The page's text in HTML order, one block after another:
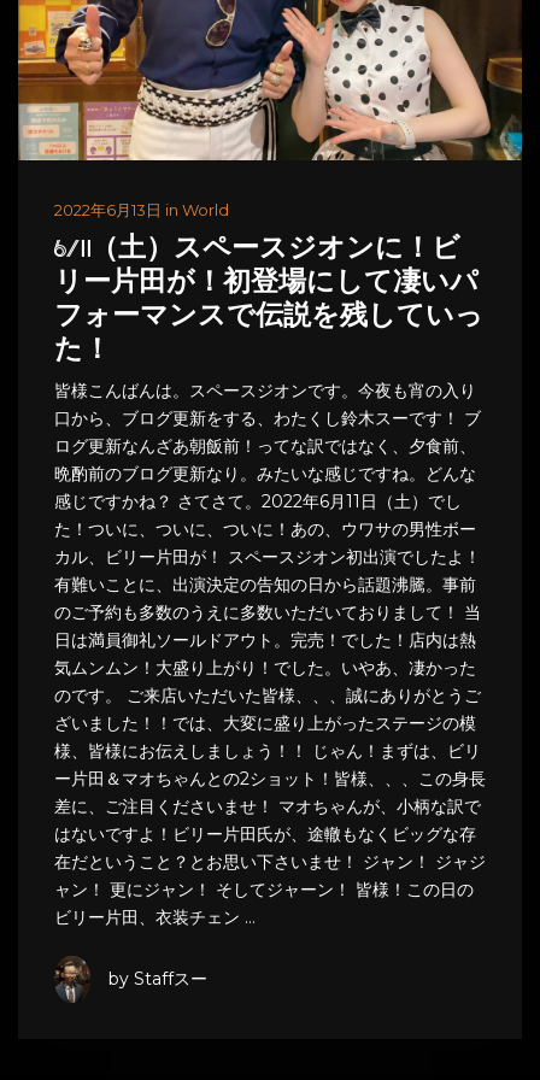
2022年6月13日 in World
6/11（土）スペースジオンに！ビ
リー片田が！初登場にして凄いパ
フォーマンスで伝説を残していっ
た！
皆様こんばんは。スペースジオンです。今夜も宵の入り
口から、ブログ更新をする、わたくし鈴木スーです！ ブ
ログ更新なんざあ朝飯前！ってな訳ではなく、夕食前、
晩酌前のブログ更新なり。みたいな感じですね。どんな
感じですかね？ さてさて。2022年6月11日（土）でし
た！ついに、ついに、ついに！あの、ウワサの男性ボー
カル、ビリー片田が！ スペースジオン初出演でしたよ！
有難いことに、出演決定の告知の日から話題沸騰。事前
のご予約も多数のうえに多数いただいておりまして！ 当
日は満員御礼ソールドアウト。完売！でした！店内は熱
気ムンムン！大盛り上がり！でした。いやあ、凄かった
のです。 ご来店いただいた皆様、、、誠にありがとうご
ざいました！！では、大変に盛り上がったステージの模
様、皆様にお伝えしましょう！！ じゃん！まずは、ビリ
ー片田＆マオちゃんとの2ショット！皆様、、、この身長
差に、ご注目くださいませ！ マオちゃんが、小柄な訳で
はないですよ！ビリー片田氏が、途轍もなくビッグな存
在だということ？とお思い下さいませ！ ジャン！ ジャジ
ャン！ 更にジャン！ そしてジャーン！ 皆様！この日の
ビリー片田、衣装チェン …
by Staffスー